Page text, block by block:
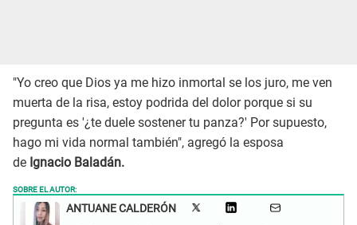
"Yo creo que Dios ya me hizo inmortal se los juro, me ven
muerta de la risa, estoy podrida del dolor porque si su
pregunta es '¿te duele sostener tu panza?' Por supuesto,
hago mi vida normal también", agregó la esposa
de Ignacio Baladán.
SOBRE EL AUTOR:
ANTUANE CALDERÓN